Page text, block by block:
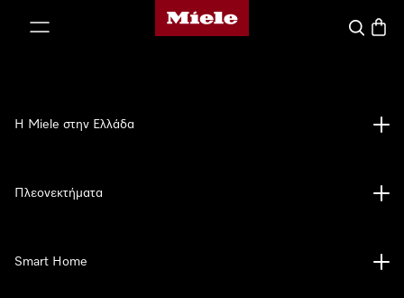
Αρχική σελίδα της Miele
Η Miele στην Ελλάδα
Πλεονεκτήματα
Smart Home